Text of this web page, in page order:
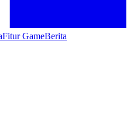
Fitur GameBerita